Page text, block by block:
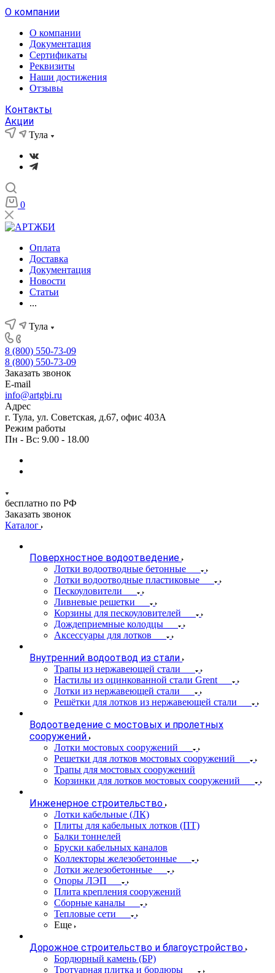
О компании
О компании
Документация
Сертификаты
Реквизиты
Наши достижения
Отзывы
Контакты
Акции
Тула
0
Оплата
Доставка
Документация
Новости
Статьи
...
Тула
8 (800) 550-73-09
8 (800) 550-73-09
Заказать звонок
E-mail
info@artgbi.ru
Адрес
г. Тула, ул. Советская, д.67, офис 403А
Режим работы
Пн - Вс: 9.00 - 18.00
бесплатно по РФ
Заказать звонок
Каталог
Поверхностное водоотведение
Лотки водоотводные бетонные
Лотки водоотводные пластиковые
Пескоуловители
Ливневые решетки
Корзины для пескоуловителей
Дождеприемные колодцы
Аксессуары для лотков
Внутренний водоотвод из стали
Трапы из нержавеющей стали
Настилы из оцинкованной стали Grent
Лотки из нержавеющей стали
Решётки для лотков из нержавеющей стали
Водоотведение с мостовых и пролетных
сооружений
Лотки мостовых сооружений
Решетки для лотков мостовых сооружений
Трапы для мостовых сооружений
Корзинки для лотков мостовых сооружений
Инженерное строительство
Лотки кабельные (ЛК)
Плиты для кабельных лотков (ПТ)
Балки тоннелей
Бруски кабельных каналов
Коллекторы железобетонные
Лотки железобетонные
Опоры ЛЭП
Плита крепления сооружений
Сборные каналы
Тепловые сети
Еще
Дорожное строительство и благоустройство
Бордюрный камень (БР)
Тротуарная плитка и бордюры